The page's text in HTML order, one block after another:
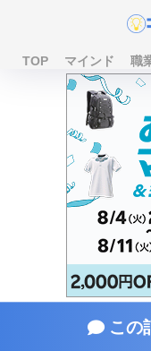
TOP マインド 職
この